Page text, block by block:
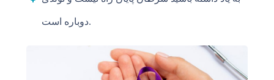
دوباره است.